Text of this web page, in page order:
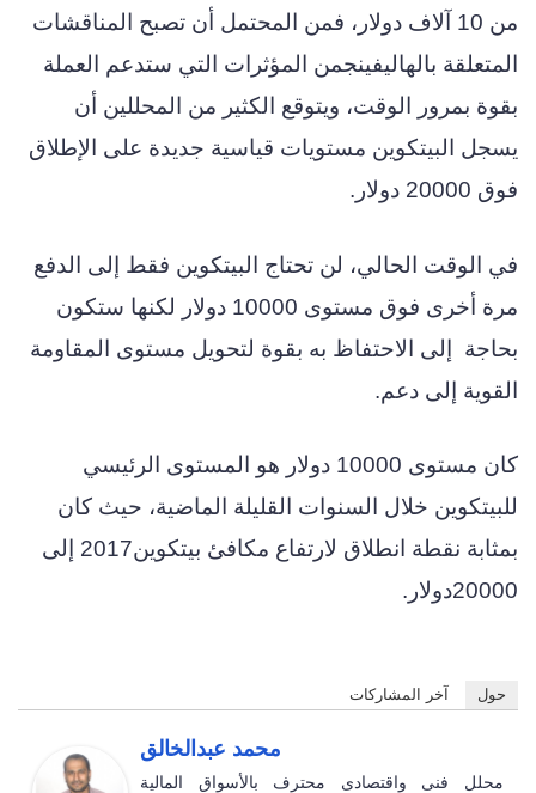
من 10 آلاف دولار، فمن المحتمل أن تصبح المناقشات
المتعلقة بالهاليفينجمن المؤثرات التي ستدعم العملة
بقوة بمرور الوقت، ويتوقع الكثير من المحللين أن
يسجل البيتكوين مستويات قياسية جديدة على الإطلاق
فوق 20000 دولار.
في الوقت الحالي، لن تحتاج البيتكوين فقط إلى الدفع
مرة أخرى فوق مستوى 10000 دولار لكنها ستكون
بحاجة إلى الاحتفاظ به بقوة لتحويل مستوى المقاومة
القوية إلى دعم.
كان مستوى 10000 دولار هو المستوى الرئيسي
للبيتكوين خلال السنوات القليلة الماضية، حيث كان
بمثابة نقطة انطلاق لارتفاع مكافئ بيتكوين2017 إلى
20000دولار.
حول آخر المشاركات
محمد عبدالخالق
محلل فنى واقتصادى محترف بالأسواق المالية